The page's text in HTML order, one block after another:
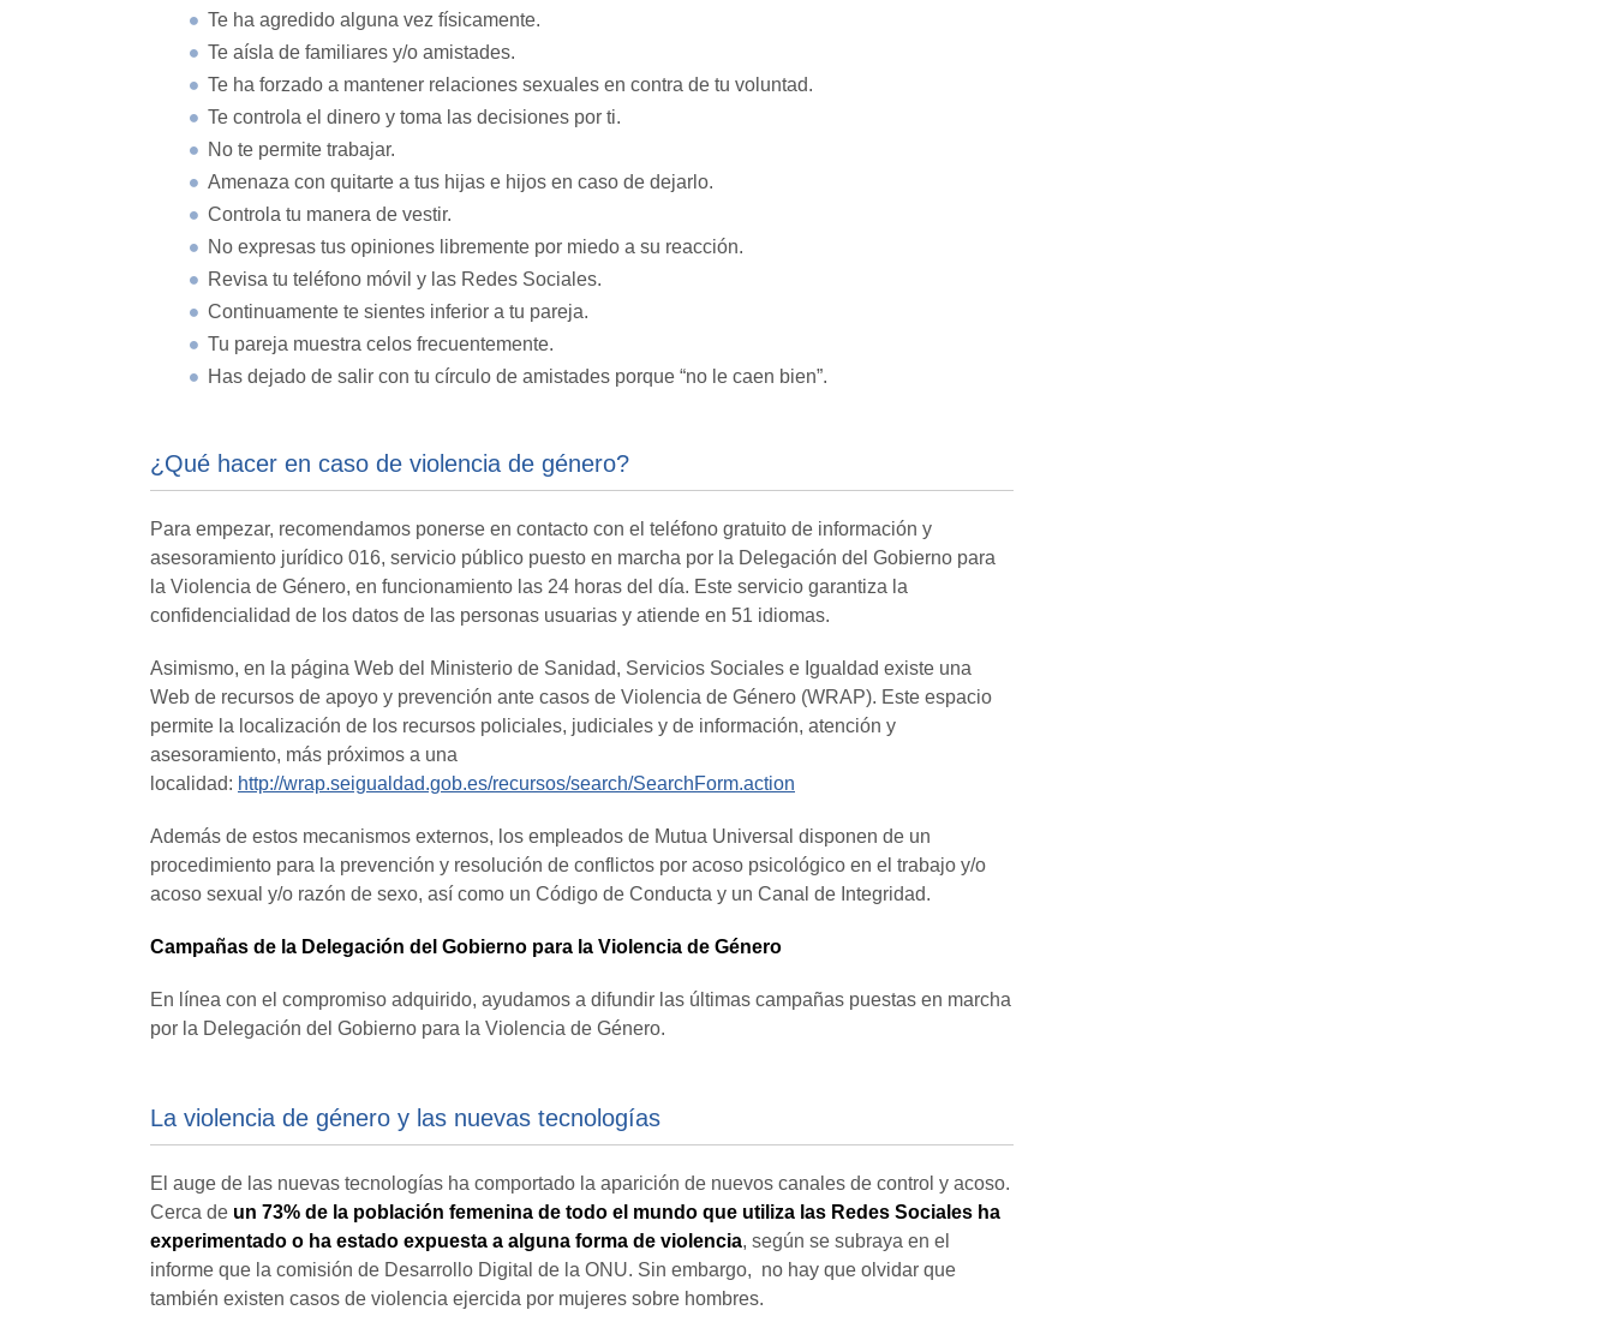
Te ha agredido alguna vez físicamente.
Te aísla de familiares y/o amistades.
Te ha forzado a mantener relaciones sexuales en contra de tu voluntad.
Te controla el dinero y toma las decisiones por ti.
No te permite trabajar.
Amenaza con quitarte a tus hijas e hijos en caso de dejarlo.
Controla tu manera de vestir.
No expresas tus opiniones libremente por miedo a su reacción.
Revisa tu teléfono móvil y las Redes Sociales.
Continuamente te sientes inferior a tu pareja.
Tu pareja muestra celos frecuentemente.
Has dejado de salir con tu círculo de amistades porque “no le caen bien”.
¿Qué hacer en caso de violencia de género?
Para empezar, recomendamos ponerse en contacto con el teléfono gratuito de información y
asesoramiento jurídico 016, servicio público puesto en marcha por la Delegación del Gobierno para
la Violencia de Género, en funcionamiento las 24 horas del día. Este servicio garantiza la
confidencialidad de los datos de las personas usuarias y atiende en 51 idiomas.
Asimismo, en la página Web del Ministerio de Sanidad, Servicios Sociales e Igualdad existe una
Web de recursos de apoyo y prevención ante casos de Violencia de Género (WRAP). Este espacio
permite la localización de los recursos policiales, judiciales y de información, atención y
asesoramiento, más próximos a una
localidad: http://wrap.seigualdad.gob.es/recursos/search/SearchForm.action
Además de estos mecanismos externos, los empleados de Mutua Universal disponen de un
procedimiento para la prevención y resolución de conflictos por acoso psicológico en el trabajo y/o
acoso sexual y/o razón de sexo, así como un Código de Conducta y un Canal de Integridad.
Campañas de la Delegación del Gobierno para la Violencia de Género
En línea con el compromiso adquirido, ayudamos a difundir las últimas campañas puestas en marcha
por la Delegación del Gobierno para la Violencia de Género.
La violencia de género y las nuevas tecnologías
El auge de las nuevas tecnologías ha comportado la aparición de nuevos canales de control y acoso.
Cerca de un 73% de la población femenina de todo el mundo que utiliza las Redes Sociales ha
experimentado o ha estado expuesta a alguna forma de violencia, según se subraya en el
informe que la comisión de Desarrollo Digital de la ONU. Sin embargo, no hay que olvidar que
también existen casos de violencia ejercida por mujeres sobre hombres.